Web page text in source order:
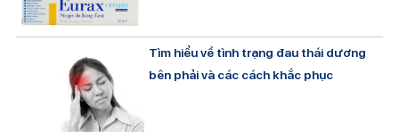
Tìm hiểu về tình trạng đau thái dương
bên phải và các cách khắc phục